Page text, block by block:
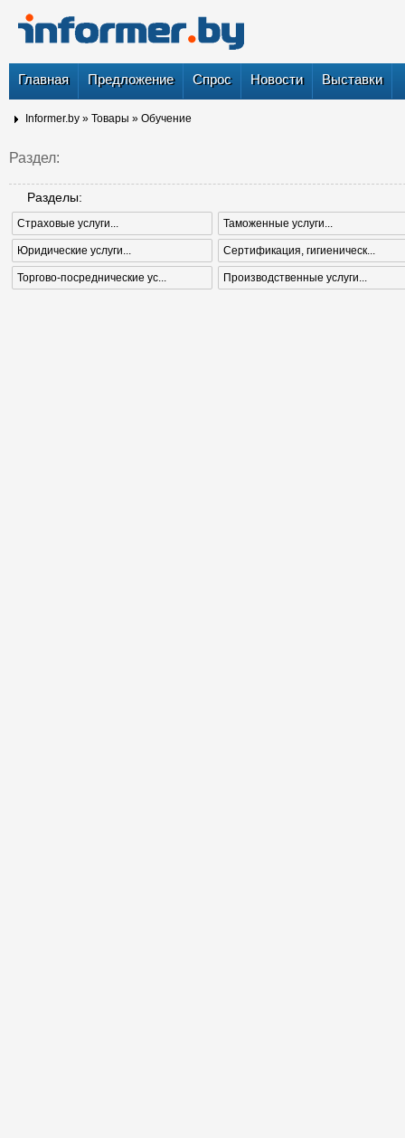
Главная Предложение Спрос Новости Выставки
Informer.by » Товары » Обучение
Раздел:
Разделы:
Страховые услуги... Таможенные услуги...
Юридические услуги... Сертификация, гигиеническ...
Торгово-посреднические ус... Производственные услуги...